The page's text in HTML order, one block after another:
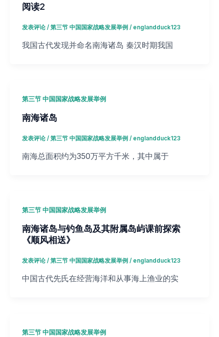
阅读2
发表评论 / 第三节 中国国家战略发展举例 / englandduck123
我国古代发现并命名南海诸岛 秦汉时期我国
第三节 中国国家战略发展举例
南海诸岛
发表评论 / 第三节 中国国家战略发展举例 / englandduck123
南海总面积约为350万平方千米，其中属于
第三节 中国国家战略发展举例
南海诸岛与钓鱼岛及其附属岛屿课前探索
《顺风相送》
发表评论 / 第三节 中国国家战略发展举例 / englandduck123
中国古代先氏在经营海洋和从事海上渔业的实
第三节 中国国家战略发展举例